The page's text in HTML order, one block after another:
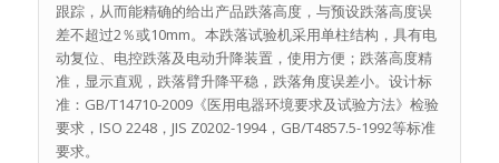
跟踪，从而能精确的给出产品跌落高度，与预设跌落高度误
差不超过2％或10mm。本跌落试验机采用单柱结构，具有电
动复位、电控跌落及电动升降装置，使用方便；跌落高度精
准，显示直观，跌落臂升降平稳，跌落角度误差小。设计标
准：GB/T14710-2009《医用电器环境要求及试验方法》检验
要求，ISO 2248，JIS Z0202-1994，GB/T4857.5-1992等标准
要求。